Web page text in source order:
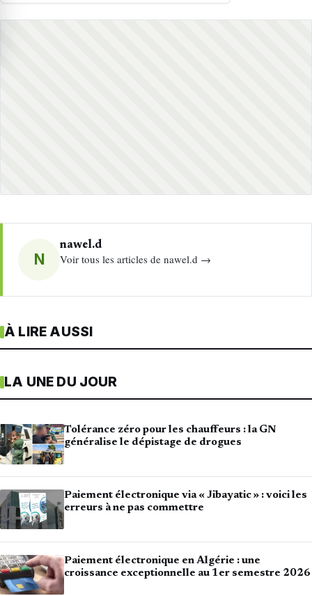
N
nawel.d
Voir tous les articles de nawel.d →
À LIRE AUSSI
LA UNE DU JOUR
Tolérance zéro pour les chauffeurs : la GN
généralise le dépistage de drogues
Paiement électronique via « Jibayatic » : voici les
erreurs à ne pas commettre
Paiement électronique en Algérie : une
croissance exceptionnelle au 1er semestre 2026